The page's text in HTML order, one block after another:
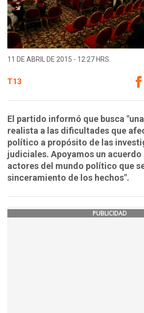
11 DE ABRIL DE 2015 - 12:27 HRS.
T13
El partido informó que busca
realista a las dificultades que
político a propósito de las
judiciales. Apoyamos un
actores del mundo político que
sinceramiento de los hechos".
PUBLICIDAD